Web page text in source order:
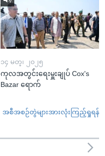
၁၄ မတ္၊ ၂၀၂၅
ကုလအတွင်းရေးမှူးချုပ် Cox's
Bazar ရောက်
အစီအစဉ်တွဲများအားလုံးကြည့်ရှုရန်